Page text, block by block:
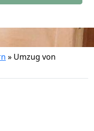
» Umzug von